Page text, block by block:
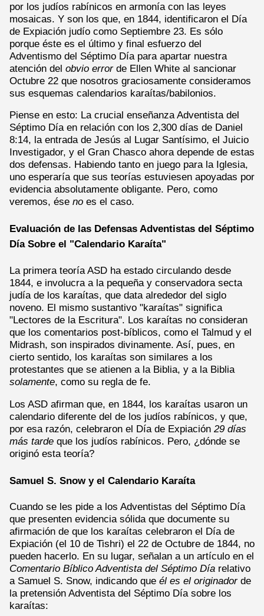
por los judíos rabínicos en armonía con las leyes
mosaicas. Y son los que, en 1844, identificaron el Día
de Expiación judío como Septiembre 23. Es sólo
porque éste es el último y final esfuerzo del
Adventismo del Séptimo Día para apartar nuestra
atención del obvio errorde Ellen White al sancionar
Octubre 22 que nosotros graciosamente consideramos
sus esquemas calendarios karaítas/babilonios.
Piense en esto: La crucial enseñanza Adventista del
Séptimo Día en relación con los 2,300 días de Daniel
8:14, la entrada de Jesús al Lugar Santísimo, el Juicio
Investigador, y el Gran Chasco ahora depende de estas
dos defensas. Habiendo tanto en juego para la Iglesia,
uno esperaría que sus teorías estuviesen apoyadas por
evidencia absolutamente obligante. Pero, como
veremos, ése no es el caso.
Evaluación de las Defensas Adventistas del Séptimo
Día Sobre el "Calendario Karaíta"
La primera teoría ASD ha estado circulando desde
1844, e involucra a la pequeña y conservadora secta
judía de los karaítas, que data alrededor del siglo
noveno. El mismo sustantivo "karaítas" significa
"Lectores de la Escritura". Los karaítas no consideran
que los comentarios post-bíblicos, como el Talmud y el
Midrash, son inspirados divinamente. Así, pues, en
cierto sentido, los karaítas son similares a los
protestantes que se atienen a la Biblia, y a la Biblia
solamente, como su regla de fe.
Los ASD afirman que, en 1844, los karaítas usaron un
calendario diferente del de los judíos rabínicos, y que,
por esa razón, celebraron el Día de Expiación 29 días
más tarde que los judíos rabínicos. Pero, ¿dónde se
originó esta teoría?
Samuel S. Snow y el Calendario Karaíta
Cuando se les pide a los Adventistas del Séptimo Día
que presenten evidencia sólida que documente su
afirmación de que los karaítas celebraron el Día de
Expiación (el 10 de Tishri) el 22 de Octubre de 1844, no
pueden hacerlo. En su lugar, señalan a un artículo en el
Comentario Bíblico Adventista del Séptimo Día relativo
a Samuel S. Snow, indicando que él es el originadorde
la pretensión Adventista del Séptimo Día sobre los
karaítas: